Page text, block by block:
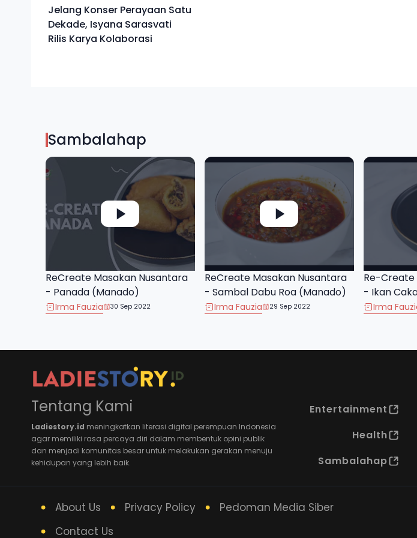
Jelang Konser Perayaan Satu
Dekade, Isyana Sarasvati
Rilis Karya Kolaborasi
Sambalahap
ReCreate Masakan Nusantara
- Panada (Manado)
Irma Fauzia 30 Sep 2022
ReCreate Masakan Nusantara
- Sambal Dabu Roa (Manado)
Irma Fauzia 29 Sep 2022
Re-Create
- Ikan
Irma
Tentang Kami
Ladiestory.id meningkatkan literasi digital perempuan Indonesia
agar memiliki rasa percaya diri dalam membentuk opini publik
dan menjadi komunitas besar untuk melakukan gerakan menuju
kehidupan yang lebih baik.
Entertainment
Health
Sambalahap
About Us Privacy Policy
Pedoman Media Siber
Contact Us